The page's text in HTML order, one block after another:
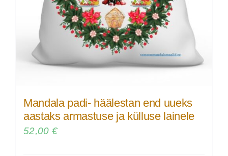
Mandala padi- häälestan end uueks
aastaks armastuse ja külluse lainele
52,00 €